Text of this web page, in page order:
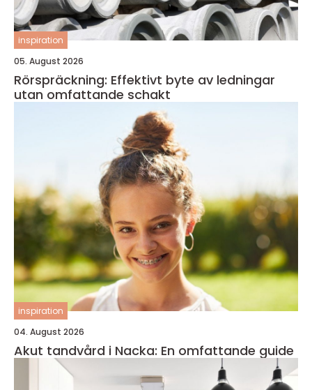
inspiration
05. August 2026
Rörspräckning: Effektivt byte av ledningar
utan omfattande schakt
inspiration
04. August 2026
Akut tandvård i Nacka: En omfattande guide